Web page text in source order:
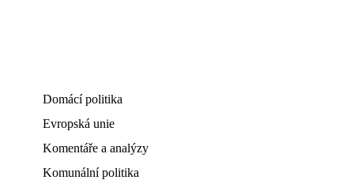
Domácí politika
Evropská unie
Komentáře a analýzy
Komunální politika